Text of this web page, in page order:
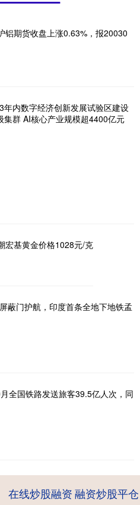
铝期货收盘上涨0.63%，报20030
年内数字经济创新发展试验区建设
集群 AI核心产业规模超4400亿元
宏基黄金价格1028元/克
蔽门护航，印度首条全地下地铁孟
全国铁路发送旅客39.5亿人次，同
在线炒股融资融资炒股平仓